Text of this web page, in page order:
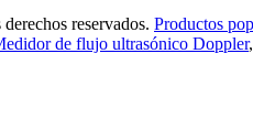
reservados. Productos
de flujo ultrasónico Doppler,